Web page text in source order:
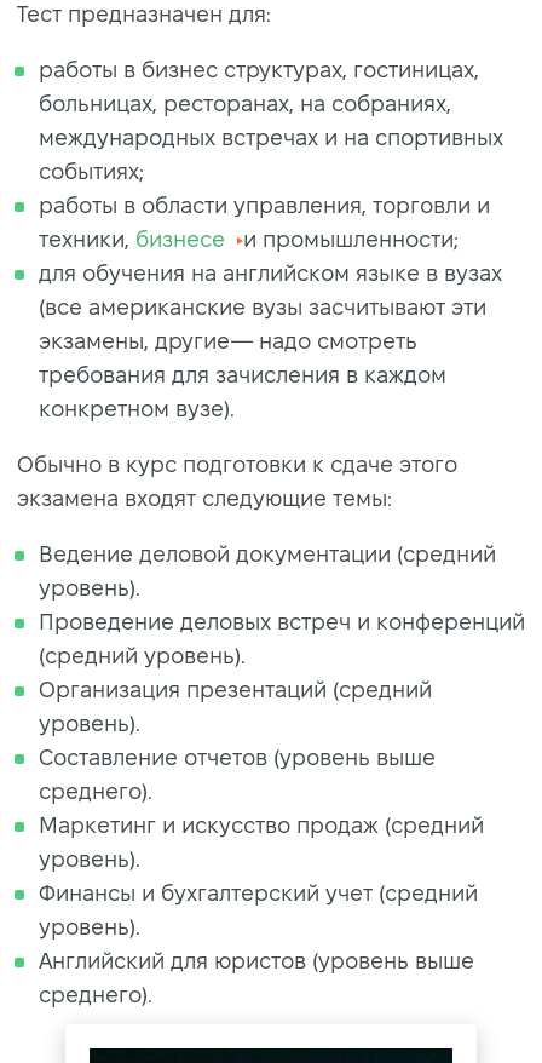
Тест предназначен для:
работы в бизнес структурах, гостиницах,
больницах, ресторанах, на собраниях,
международных встречах и на спортивных
событиях;
работы в области управления, торговли и
техники, бизнесе
и промышленности;
для обучения на английском языке в вузах
(все американские вузы засчитывают эти
экзамены, другие— надо смотреть
требования для зачисления в каждом
конкретном вузе).
Обычно в курс подготовки к сдаче этого
экзамена входят следующие темы:
Ведение деловой документации (средний
уровень).
Проведение деловых встреч и конференций
(средний уровень).
Организация презентаций (средний
уровень).
Составление отчетов (уровень выше
среднего).
Маркетинг и искусство продаж (средний
уровень).
Финансы и бухгалтерский учет (средний
уровень).
Английский для юристов (уровень выше
среднего).